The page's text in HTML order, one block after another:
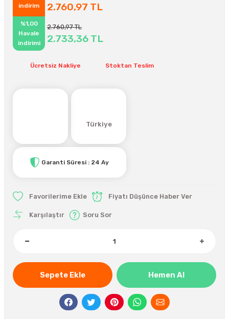
indirim 2.760,97 TL
%1,00
Havale
indirimi
2.760,97 TL
2.733,36 TL
Ücretsiz Nakliye Stoktan Teslim
Türkiye
Garanti Süresi : 24 Ay
Fiyatı Düşünce Haber Ver
Karşılaştır Soru Sor
Sepete Ekle Hemen Al